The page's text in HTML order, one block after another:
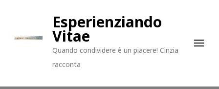
Esperienziando
Vitae
Quando condividere è un piacere! Cinzia
racconta